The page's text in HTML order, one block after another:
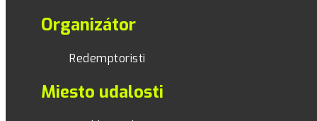
Organizátor
Redemptoristi
Miesto udalosti